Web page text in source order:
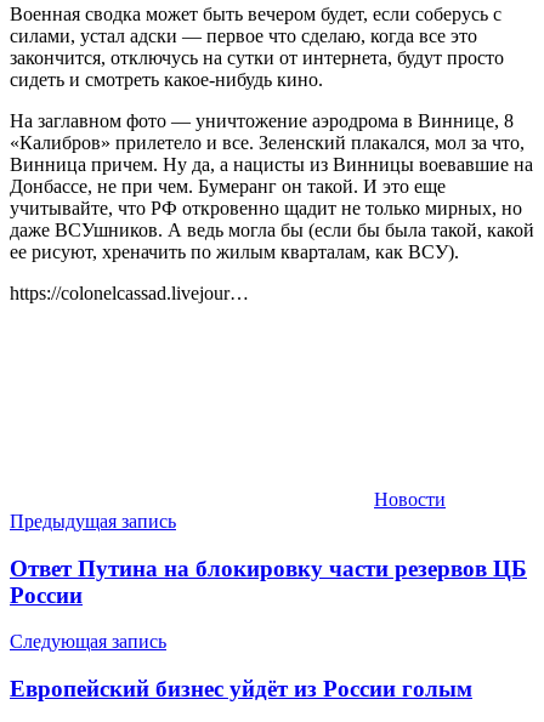
Военная сводка может быть вечером будет, если соберусь с
силами, устал адски — первое что сделаю, когда все это
закончится, отключусь на сутки от интернета, будут просто
сидеть и смотреть какое-нибудь кино.
На заглавном фото — уничтожение аэродрома в Виннице, 8
«Калибров» прилетело и все. Зеленский плакался, мол за что,
Винница причем. Ну да, а нацисты из Винницы воевавшие на
Донбассе, не при чем. Бумеранг он такой. И это еще
учитывайте, что РФ откровенно щадит не только мирных, но
даже ВСУшников. А ведь могла бы (если бы была такой, какой
ее рисуют, хреначить по жилым кварталам, как ВСУ).
https://colonelcassad.livejour…
Новости
Навигация
по
записям
Предыдущая запись
Ответ Путина на блокировку части резервов ЦБ
России
Следующая запись
Европейский бизнес уйдёт из России голым